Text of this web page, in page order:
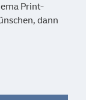
Print-
dann